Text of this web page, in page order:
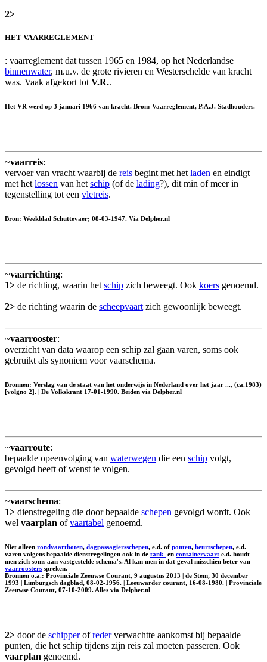
2>
HET VAARREGLEMENT
: vaarreglement dat tussen 1965 en 1984, op het Nederlandse
binnenwater, m.u.v. de grote rivieren en Westerschelde van kracht
was. Vaak afgekort tot V.R..
Het VR werd op 3 januari 1966 van kracht. Bron: Vaarreglement, P.A.J. Stadhouders.
~vaarreis:
vervoer van vracht waarbij de reis begint met het laden en eindigt
met het lossen van het schip (of de lading?), dit min of meer in
tegenstelling tot een vletreis.
Bron: Weekblad Schuttevaer; 08-03-1947. Via Delpher.nl
~vaarrichting:
1> de richting, waarin het schip zich beweegt. Ook koers genoemd.
2> de richting waarin de scheepvaart zich gewoonlijk beweegt.
~vaarrooster:
overzicht van data waarop een schip zal gaan varen, soms ook
gebruikt als synoniem voor vaarschema.
Bronnen: Verslag van de staat van het onderwijs in Nederland over het jaar ..., (ca.1983)
[volgno 2]. | De Volkskrant 17-01-1990. Beiden via Delpher.nl
~vaarroute:
bepaalde opeenvolging van waterwegen die een schip volgt,
gevolgd heeft of wenst te volgen.
~vaarschema:
1> dienstregeling die door bepaalde schepen gevolgd wordt. Ook
wel vaarplan ofvaartabel genoemd.
Niet alleen rondvaartboten, dagpassagiersschepen, e.d. of ponten, beurtschepen, e.d.
varen volgens bepaalde dienstregelingen ook in de tank- en containervaart e.d. houdt
men zich soms aan vastgestelde schema's. Al kan men in dat geval misschien beter van
vaarroosters spreken.
Bronnen o.a.: Provinciale Zeeuwse Courant, 9 augustus 2013 | de Stem, 30 december
1993 | Limburgsch dagblad, 08-02-1956. | Leeuwarder courant, 16-08-1980. | Provinciale
Zeeuwse Courant, 07-10-2009. Alles via Delpher.nl
2> door de schipperofrederverwachtte aankomst bij bepaalde
punten, die het schip tijdens zijn reis zal moeten passeren. Ook
vaarplan genoemd.